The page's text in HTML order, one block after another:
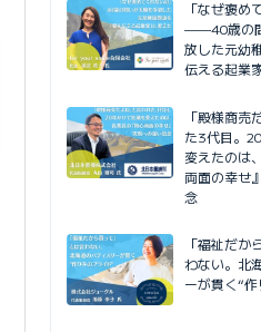
「なぜ褒め
——40歳の
放した元幼
伝える起業
「殿様商売
た3代目。
変えたのは
両面の幸せ
念
「福祉だか
わない。北
ーが貫く“